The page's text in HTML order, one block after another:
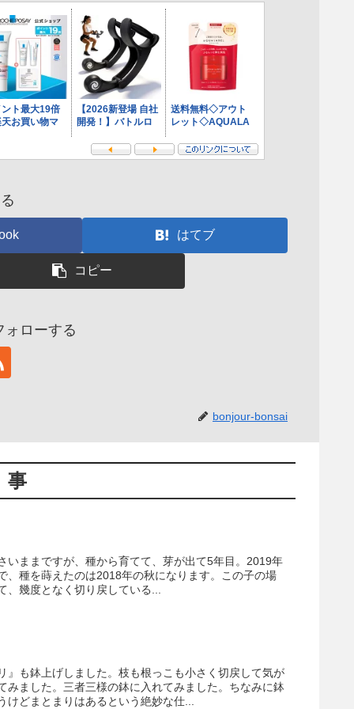
はてブ
コピー
ォローする
bonjour-bonsai
いままですが、種から育てて、芽が出て5年目。2019年
、種を蒔えたのは2018年の秋になります。この子の場
、幾度となく切り戻している...
』も鉢上げしました。枝も根っこも小さく切戻して気が
みました。三者三様の鉢に入れてみました。ちなみに鉢
どまとまりはあるという絶妙な仕...